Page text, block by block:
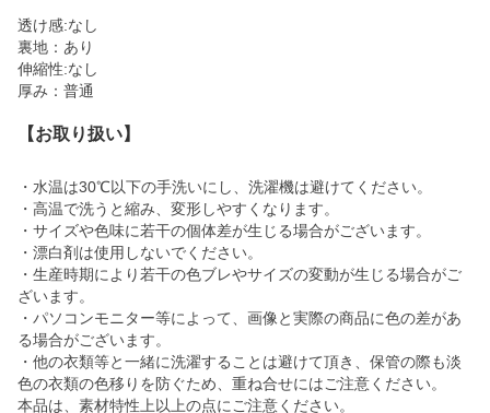
透け感:なし
裏地：あり
伸縮性:なし
厚み：普通
【お取り扱い】
・水温は30℃以下の手洗いにし、洗濯機は避けてください。
・高温で洗うと縮み、変形しやすくなります。
・サイズや色味に若干の個体差が生じる場合がございます。
・漂白剤は使用しないでください。
・生産時期により若干の色ブレやサイズの変動が生じる場合がご
ざいます。
・パソコンモニター等によって、画像と実際の商品に色の差があ
る場合がございます。
・他の衣類等と一緒に洗濯することは避けて頂き、保管の際も淡
色の衣類の色移りを防ぐため、重ね合せにはご注意ください。
本品は、素材特性上以上の点にご注意ください。